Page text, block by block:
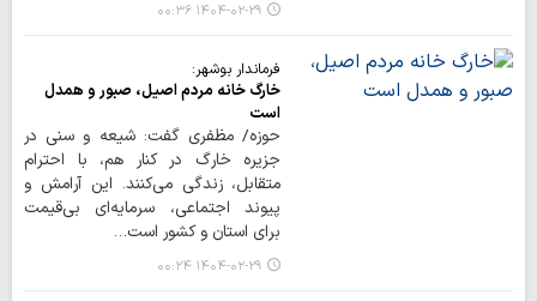
۱۴۰۴-۰۲-۲۹ ۰۰:۳۶
فرماندار بوشهر:
خارگ خانه مردم اصیل، صبور و همدل
است
حوزه/ مظفری گفت: شیعه و سنی در
جزیره خارگ در کنار هم، با احترام
متقابل، زندگی می‌کنند. این آرامش و
پیوند اجتماعی، سرمایه‌ای بی‌قیمت
برای استان و کشور است…
۱۴۰۴-۰۲-۲۹ ۰۰:۲۴